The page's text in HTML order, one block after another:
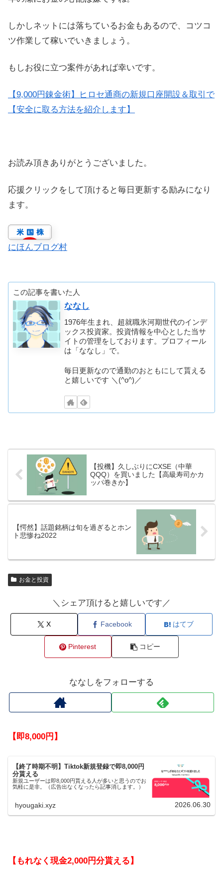
しかしネットには落ちているお金もあるので、コツコ
ツ作業して稼いでいきましょう。
もしお役に立つ案件があれば幸いです。
【9,000円錬金術】ヒロセ通商の新規口座開設＆取引で
【安全に取る方法を紹介します】
お読み頂きありがとうございました。
応援クリックをして頂けると毎日更新する励みになり
ます。
にほんブログ村
この記事を書いた人
ななし
1976年生まれ、超就職氷河期世代のインデ
ックス投資家。投資情報を中心とした当サ
イトの管理をしております。プロフィール
は「ななし」で。
毎日更新なので通勤のおともにして貰える
と嬉しいです ＼(^o^)／
【投機】久しぶりにCXSE（中華
QQQ）を買いました【高級寿司かカ
ッパ巻きか】
【愕然】話題銘柄は旬を過ぎるとホン
ト悲惨ね2022
お金と投資
＼シェア頂けると嬉しいです／
X Facebook はてブ
Pinterest コピー
ななしをフォローする
【即8,000円】
【終了時期不明】Tiktok新規登録で即8,000円
分貰える
新規ユーザーは即8,000円貰える人が多いと思うのでお
気軽に是非。（広告出なくなったら記事消します。）
hyougaki.xyz 2026.06.30
【もれなく現金2,000円分貰える】